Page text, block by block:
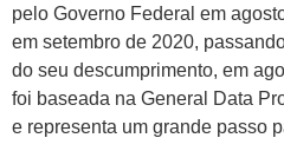
pelo Governo Federal em
em setembro de 2020,
do seu descumprimento, em
foi baseada na General Data
e representa um grande passo